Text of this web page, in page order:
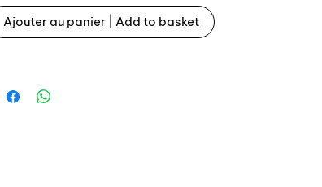
4 piston avec jupe traitées
antifriction
étanchéité
Ajouter au panier | Add to basket